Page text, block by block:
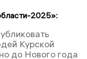
2025»:
Курской
до Нового года